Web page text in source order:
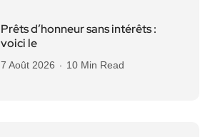
Prêts d’honneur sans intérêts :
voici le
7 Août 2026 10 Min Read